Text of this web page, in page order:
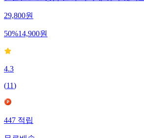
원플원1+1! 명품 한끼 서리태 귀리 쉐이
29,800원
50%14,900원
4.3
(11)
447적립